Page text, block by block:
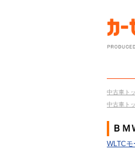
中古車ト
中古車ト
ＢＭ
WLTC